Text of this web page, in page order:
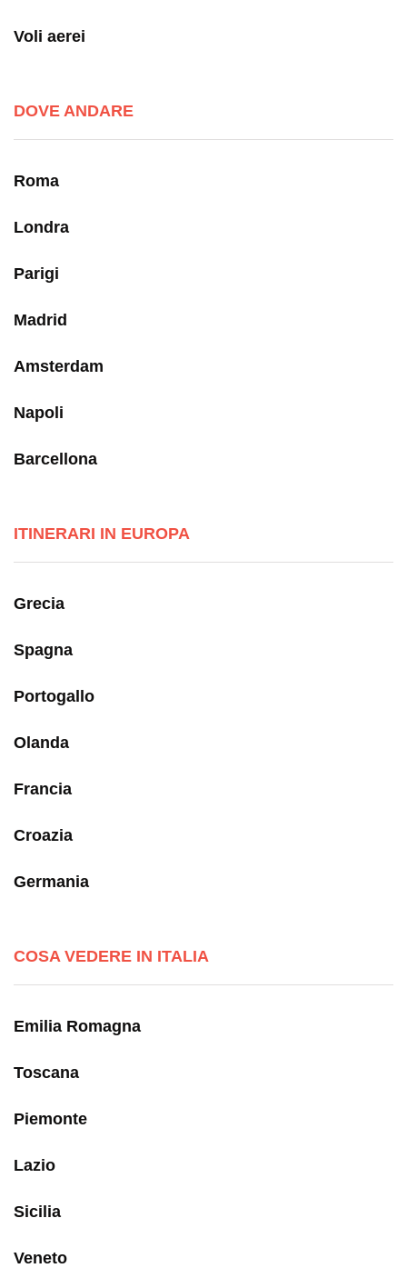
Voli aerei
DOVE ANDARE
Roma
Londra
Parigi
Madrid
Amsterdam
Napoli
Barcellona
ITINERARI IN EUROPA
Grecia
Spagna
Portogallo
Olanda
Francia
Croazia
Germania
COSA VEDERE IN ITALIA
Emilia Romagna
Toscana
Piemonte
Lazio
Sicilia
Veneto